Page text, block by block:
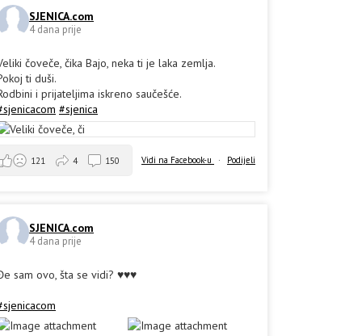
SJENICA.com
4 dana prije
čoveče, čika Bajo, neka ti je laka zemlja.
ti duši.
i prijateljima iskreno saučešće.
#sjenica
Vidi na Facebook-u · Podijeli
121 4 150
SJENICA.com
4 dana prije
sam ovo, šta se vidi? ♥️♥️♥️